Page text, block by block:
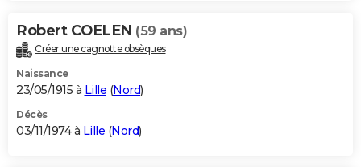
Robert COELEN (59 ans)
Créer une cagnotte obsèques
Naissance
23/05/1915 à Lille (Nord)
Décès
03/11/1974 à Lille (Nord)